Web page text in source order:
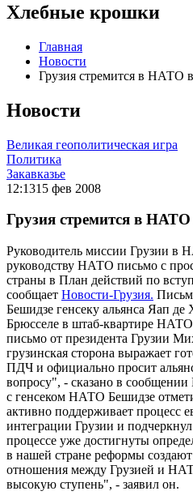
Хлебные крошки
Главная
Новости
Грузия стремится в НАТО
Новости
Великая геополитическая игра
Политика
Закавказье
12:1315 фев 2008
Грузия стремится в НАТО
Руководитель миссии Грузии в
руководству НАТО письмо с
страны в План действий по
сообщает Новости-Грузия.
Бешидзе генсеку альянса Яап
Брюсселе в штаб-квартире
письмо от президента Грузии
грузинская сторона выражает
ПДЧ и официально просит
вопросу", - сказано в
с генсеком НАТО Бешидзе
активно поддерживает процесс
интеграции Грузии и
процессе уже достигнуты
в нашей стране реформы
отношения между Грузией и
высокую ступень", - заявил он.